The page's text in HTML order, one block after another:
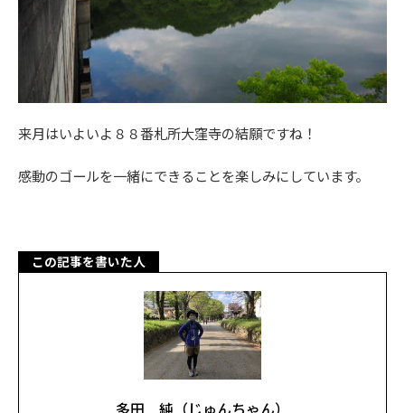
来月はいよいよ８８番札所大窪寺の結願ですね！
感動のゴールを一緒にできることを楽しみにしています。
この記事を書いた人
多田 純（じゅんちゃん）